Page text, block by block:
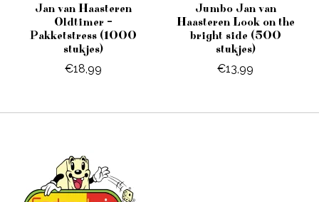
Jan van Haasteren
Oldtimer –
Pakketstress (1000
stukjes)
€18,99
Jumbo Jan van
Haasteren Look on the
bright side (500
stukjes)
€13,99